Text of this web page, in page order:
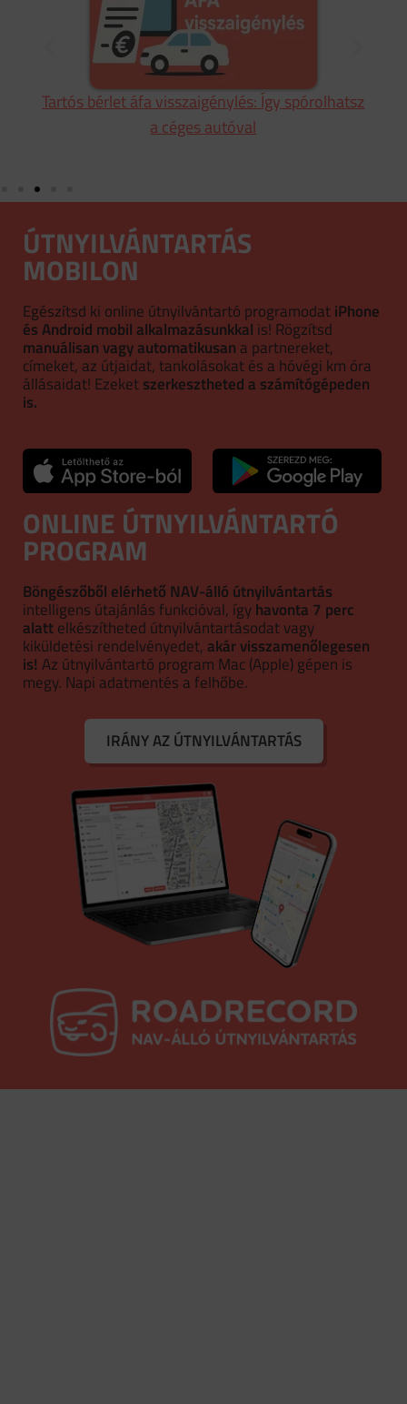
A nyílt végű pénzügyi lízing titkai: Mikor éri meg
igazán?
ÚTNYILVÁNTARTÁS
MOBILON
Egészítsd ki online útnyilvántartó programodatiPhone
és Android mobil alkalmazásunkkal is! Rögzítsd
manuálisan vagy automatikusan a partnereket,
címeket, az útjaidat, tankolásokat és a hóvégi km óra
állásaidat! Ezeketszerkesztheted a számítógépeden
is.
ONLINE ÚTNYILVÁNTARTÓ
PROGRAM
Böngészőből elérhető NAV-álló útnyilvántartás
intelligens útajánlás funkcióval, ígyhavonta 7 perc
alattelkészítheted útnyilvántartásodat vagy
kiküldetési rendelvényedet,akár visszamenőlegesen
is! Az útnyilvántartó program Mac (Apple) gépen is
megy. Napi adatmentés a felhőbe.
IRÁNY AZ ÚTNYILVÁNTARTÁS